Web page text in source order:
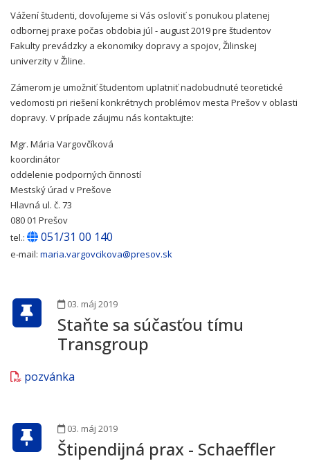
Vážení študenti, dovoľujeme si Vás osloviť s ponukou platenej
odbornej praxe počas obdobia júl - august 2019 pre študentov
Fakulty prevádzky a ekonomiky dopravy a spojov, Žilinskej
univerzity v Žiline.
Zámerom je umožniť študentom uplatniť nadobudnuté teoretické
vedomosti pri riešení konkrétnych problémov mesta Prešov v oblasti
dopravy. V prípade záujmu nás kontaktujte:
Mgr. Mária Vargovčíková
koordinátor
oddelenie podporných činností
Mestský úrad v Prešove
Hlavná ul. č. 73
080 01 Prešov
tel.:
051/31 00 140
e-mail: maria.vargovcikova@presov.sk
03. máj 2019
Staňte sa súčasťou tímu
Transgroup
pozvánka
03. máj 2019
Štipendijná prax - Schaeffler